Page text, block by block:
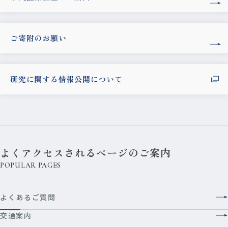
ご寄附のお願い
研究に関する情報公開について
よくアクセスされるページのご案内
POPULAR PAGES
よくあるご質問
交通案内